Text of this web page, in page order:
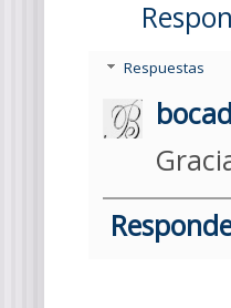
Respuestas